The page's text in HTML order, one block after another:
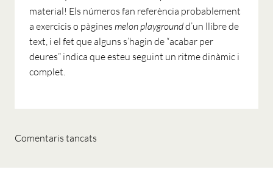
material! Els números fan referència probablement
a exercicis o pàgines melon playgroundd’un llibre de
text, i el fet que alguns s’hagin de “acabar per
deures” indica que esteu seguin­t un ritme dinàmic i
complet.
Comentaris tancats